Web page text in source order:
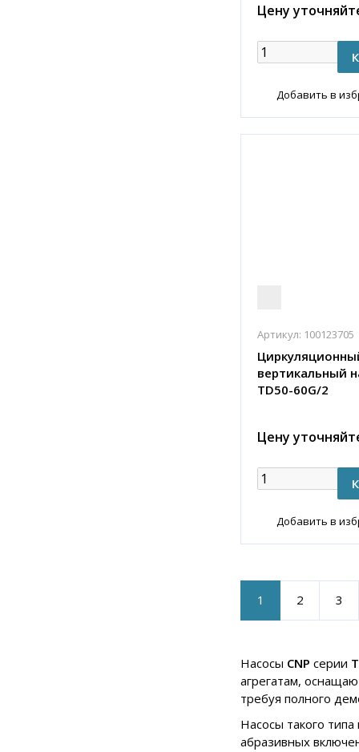
Цену
Добавить в
Артикул: 100123705
вертикальный
TD50-60G/2
Цену
Добавить в
1 2 3
Насосы CNP серии
агрегатам,
требуя полного
Насосы такого
абразивных